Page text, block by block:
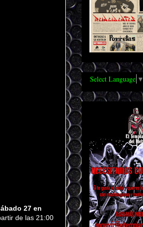
27 en
de las 21:00
Select Language ▼